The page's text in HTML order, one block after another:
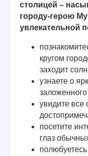
столицей –
городу-герою
увлекательной
кругом
заходит
узнаете о
увидите все
посетите
глаз